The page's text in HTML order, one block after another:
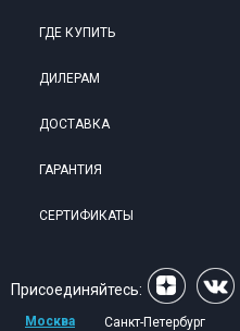
ГДЕ КУПИТЬ
ДИЛЕРАМ
ДОСТАВКА
ГАРАНТИЯ
СЕРТИФИКАТЫ
Присоединяйтесь:
Москва Санкт-Петербург